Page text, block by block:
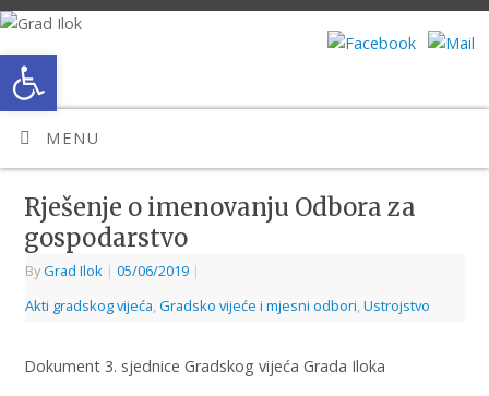
Open toolbar
MENU
Rješenje o imenovanju Odbora za
gospodarstvo
ByGrad Ilok | 05/06/2019 |
Akti gradskog vijeća Gradsko vijeće i mjesni odbori Ustrojstvo
Dokument 3. sjednice Gradskog vijeća Grada Iloka